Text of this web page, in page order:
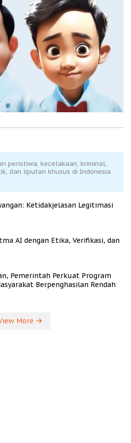
peristiwa, kecelakaan, kriminal,
dan liputan khusus di Indonesia
Ketidakjelasan Legitimasi
AI dengan Etika, Verifikasi, dan
Pemerintah Perkuat Program
Berpenghasilan Rendah
More